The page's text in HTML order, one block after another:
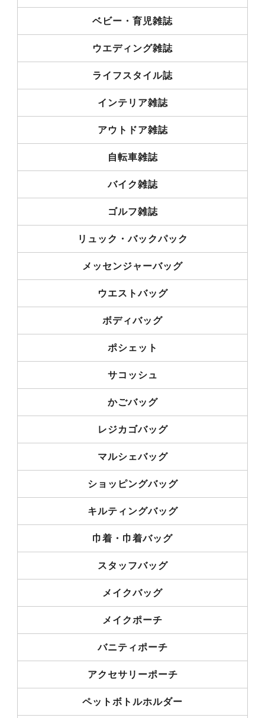
ベビー・育児雑誌
ウエディング雑誌
ライフスタイル誌
インテリア雑誌
アウトドア雑誌
自転車雑誌
バイク雑誌
ゴルフ雑誌
リュック・バックパック
メッセンジャーバッグ
ウエストバッグ
ボディバッグ
ポシェット
サコッシュ
かごバッグ
レジカゴバッグ
マルシェバッグ
ショッピングバッグ
キルティングバッグ
巾着・巾着バッグ
スタッフバッグ
メイクバッグ
メイクポーチ
バニティポーチ
アクセサリーポーチ
ペットボトルホルダー